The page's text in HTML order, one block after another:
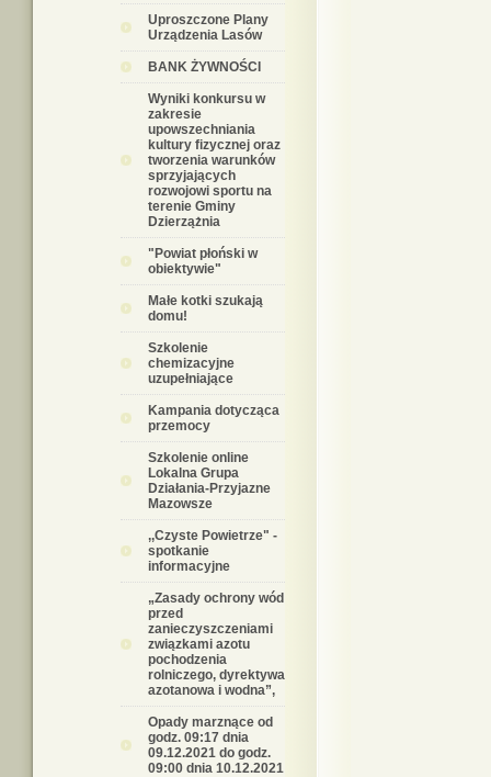
Uproszczone Plany
Urządzenia Lasów
BANK ŻYWNOŚCI
Wyniki konkursu w
zakresie
upowszechniania
kultury fizycznej oraz
tworzenia warunków
sprzyjających
rozwojowi sportu na
terenie Gminy
Dzierzążnia
"Powiat płoński w
obiektywie"
Małe kotki szukają
domu!
Szkolenie
chemizacyjne
uzupełniające
Kampania dotycząca
przemocy
Szkolenie online
Lokalna Grupa
Działania-Przyjazne
Mazowsze
,,Czyste Powietrze" -
spotkanie
informacyjne
„Zasady ochrony wód
przed
zanieczyszczeniami
związkami azotu
pochodzenia
rolniczego, dyrektywa
azotanowa i wodna”,
Opady marznące od
godz. 09:17 dnia
09.12.2021 do godz.
09:00 dnia 10.12.2021